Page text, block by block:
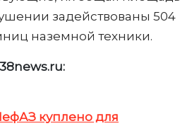
задействованы 504
наземной техники.
куплено для